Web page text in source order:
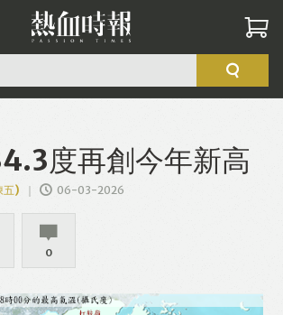
度再創今年新高
五) 06-03-2026
0